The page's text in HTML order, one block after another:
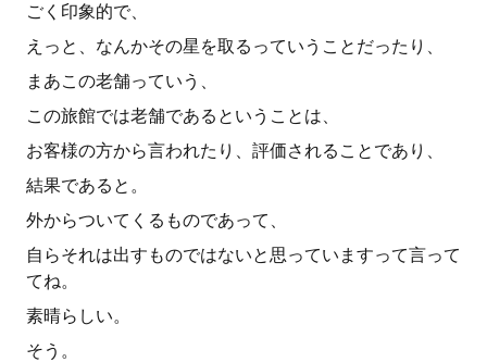
ごく印象的で、
えっと、なんかその星を取るっていうことだったり、
まあこの老舗っていう、
この旅館では老舗であるということは、
お客様の方から言われたり、評価されることであり、
結果であると。
外からついてくるものであって、
自らそれは出すものではないと思っていますって言って
てね。
素晴らしい。
そう。